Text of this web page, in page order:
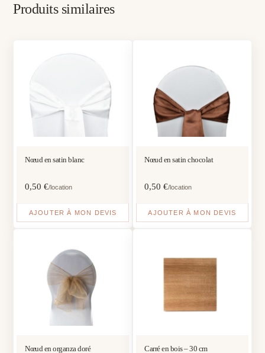
Produits similaires
Nœud en satin blanc
0,50€/location
AJOUTER À MON DEVIS
Nœud en satin chocolat
0,50 €/location
AJOUTER À MON DEVIS
Nœud en organza doré Carré en bois – 30 cm